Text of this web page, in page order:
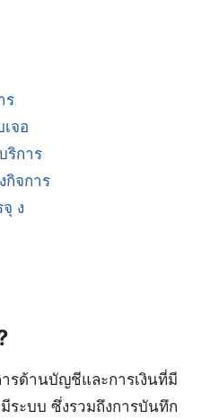
ร
จอ
ริการ
กิจการ
ง
รด้านบัญชีและการเงินที่มี
ระบบ ซึ่งรวมถึงการบันทึก